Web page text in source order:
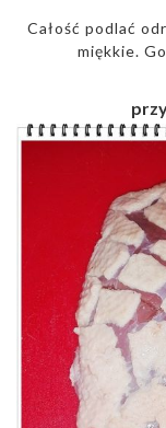
Całość podlać
miękkie.